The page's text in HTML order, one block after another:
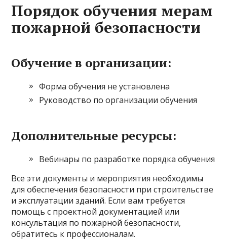
Порядок обучения мерам
пожарной безопасности
Обучение в организации:
Форма обучения не установлена
Руководство по организации обучения
Дополнительные ресурсы:
Вебинары по разработке порядка обучения
Все эти документы и мероприятия необходимы
для обеспечения безопасности при строительстве
и эксплуатации зданий. Если вам требуется
помощь с проектной документацией или
консультация по пожарной безопасности,
обратитесь к профессионалам.